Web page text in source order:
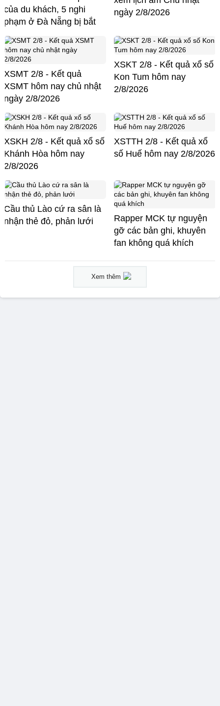
của du khách, 5 nghi
phạm ở Đà Nẵng bị bắt
ngày 2/8/2026
XSMT 2/8 - Kết quả
XSMT hôm nay chủ nhật
ngày 2/8/2026
XSKT 2/8 - Kết quả xổ số
Kon Tum hôm nay
2/8/2026
XSKH 2/8 - Kết quả xổ số
Khánh Hòa hôm nay
2/8/2026
XSTTH 2/8 - Kết quả xổ
số Huế hôm nay 2/8/2026
Cầu thủ Lào cứ ra sân là
nhận thẻ đỏ, phản lưới
Rapper MCK tự nguyện
gỡ các bản ghi, khuyên
fan không quá khích
Xem thêm